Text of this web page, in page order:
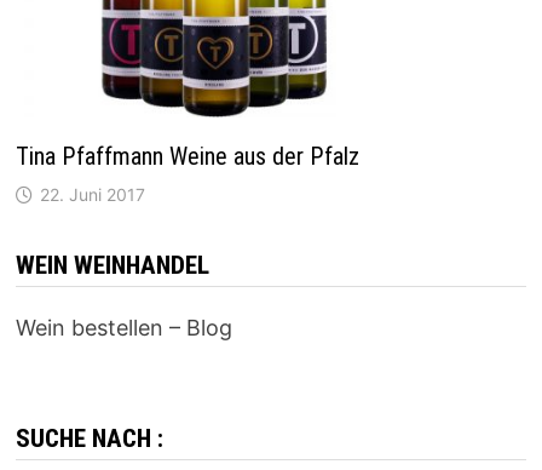
Tina Pfaffmann Weine aus der Pfalz
22. Juni 2017
WEIN WEINHANDEL
Wein bestellen – Blog
SUCHE NACH :